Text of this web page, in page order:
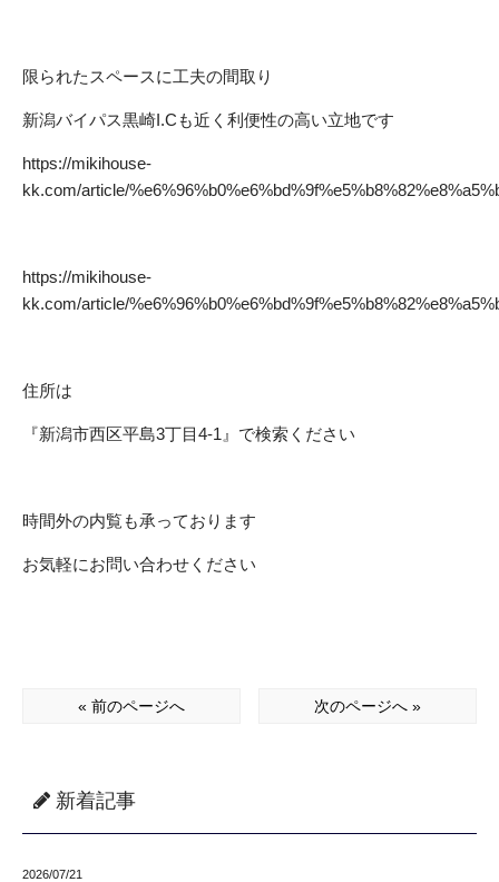
限られたスペースに工夫の間取り
新潟バイパス黒崎I.Cも近く利便性の高い立地です
https://mikihouse-
kk.com/article/
https://mikihouse-
kk.com/article/
住所は
『新潟市西区平島3丁目4-1』で検索ください
時間外の内覧も承っております
お気軽にお問い合わせください
« 前のページへ 次のページへ »
新着記事
2026/07/21